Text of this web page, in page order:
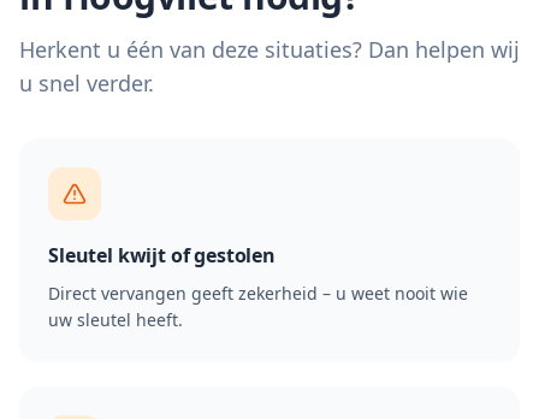
Herkent u één van deze situaties? Dan helpen wij
u snel verder.
Sleutel kwijt of gestolen
Direct vervangen geeft zekerheid – u weet nooit wie
uw sleutel heeft.